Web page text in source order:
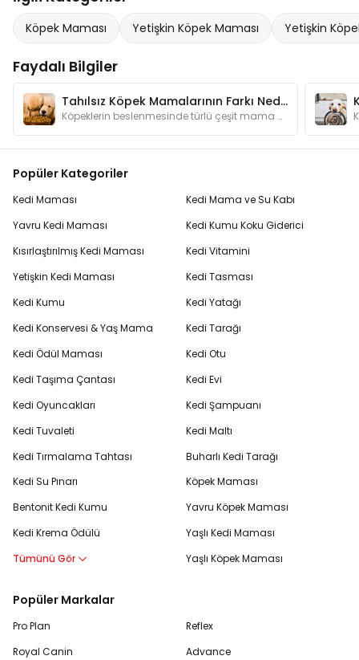
Köpek Maması Yetişkin Köpek Maması Yetişkin
Faydalı Bilgiler
Tahılsız Köpek Mamalarının Farkı Nedir? Neden Kullanmalıyım?
Köpeklerin beslenmesinde türlü çeşit mama bulunmaktadır. Bu kadar mama çeşidinin arasında tahılsız mamaların özelliği nedir ve neden tercih edilir?
Popüler Kategoriler
Kedi Maması
Yavru Kedi Maması
Kısırlaştırılmış Kedi Maması
Yetişkin Kedi Maması
Kedi Kumu
Kedi Konservesi & Yaş Mama
Kedi Ödül Maması
Kedi Taşıma Çantası
Kedi Oyuncakları
Kedi Tuvaleti
Kedi Tırmalama Tahtası
Kedi Su Pınarı
Bentonit Kedi Kumu
Kedi Krema Ödülü
Tümünü Gör
Kedi Mama ve Su Kabı
Kedi Kumu Koku Giderici
Kedi Vitamini
Kedi Tasması
Kedi Yatağı
Kedi Tarağı
Kedi Otu
Kedi Evi
Kedi Şampuanı
Kedi Maltı
Buharlı Kedi Tarağı
Köpek Maması
Yavru Köpek Maması
Yaşlı Kedi Maması
Yaşlı Köpek Maması
Popüler Markalar
Pro Plan
Royal Canin
Reflex
Advance